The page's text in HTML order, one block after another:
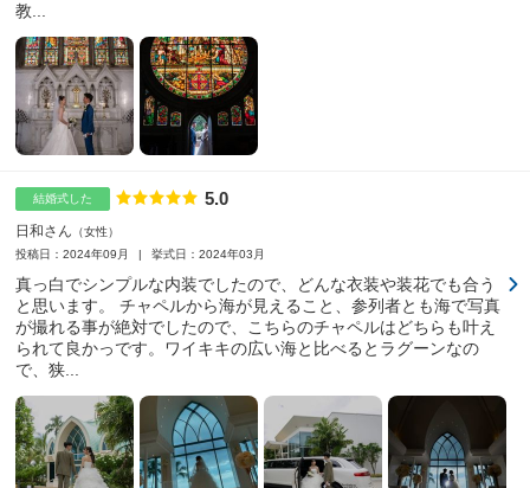
教...
結婚式した 点数
5.0
日和さん
女性
投稿日：2024年09月
挙式日：2024年03月
真っ白でシンプルな内装でしたので、どんな衣装や装花でも合う
と思います。 チャペルから海が見えること、参列者とも海で写真
が撮れる事が絶対でしたので、こちらのチャペルはどちらも叶え
られて良かっです。ワイキキの広い海と比べるとラグーンなの
で、狭...